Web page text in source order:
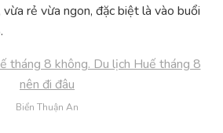
rẻ vừa ngon, đặc biệt là vào buổi
Biển Thuận An